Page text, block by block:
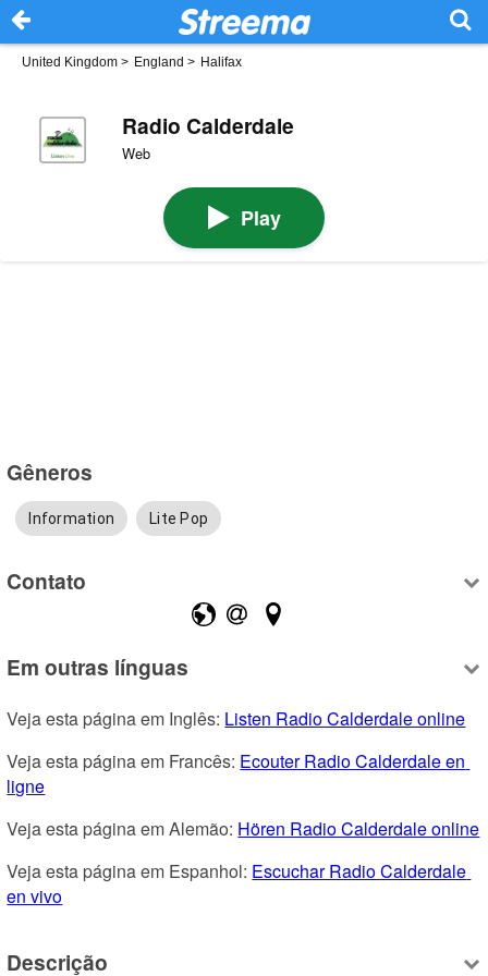
United Kingdom > England > Halifax
Radio Calderdale
Web
Play
Gêneros
Information Lite Pop
Contato
Em outras línguas
Veja esta página em Inglês: Listen Radio Calderdale online
Veja esta página em Francês: Ecouter Radio Calderdale en
ligne
Veja esta página em Alemão: Hören Radio Calderdale online
Veja esta página em Espanhol: Escuchar Radio Calderdale
en vivo
Descrição